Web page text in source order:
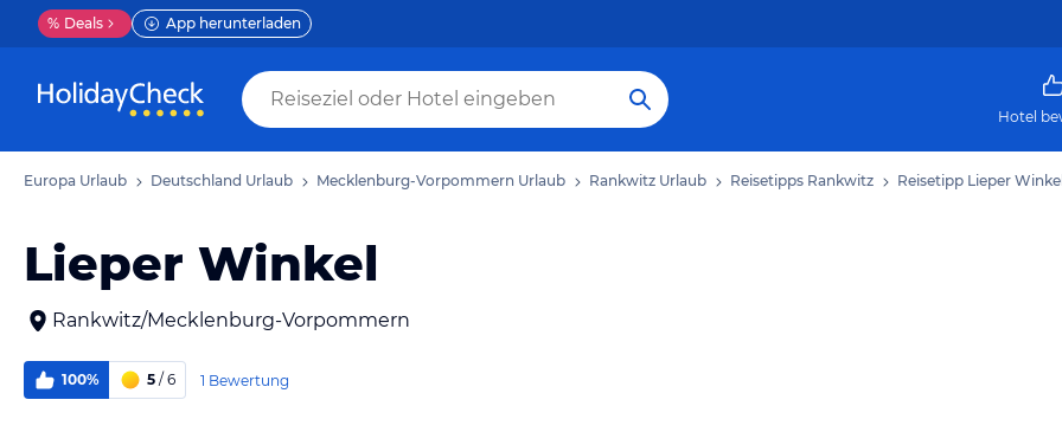
% Deals App herunterladen
Hotel
Europa Urlaub Deutschland Urlaub Mecklenburg-Vorpommern Urlaub Rankwitz Urlaub Reisetipps Rankwitz Reisetipp Lieper Winkel
Lieper Winkel
Rankwitz/Mecklenburg-Vorpommern
100% 5 / 6 1 Bewertung